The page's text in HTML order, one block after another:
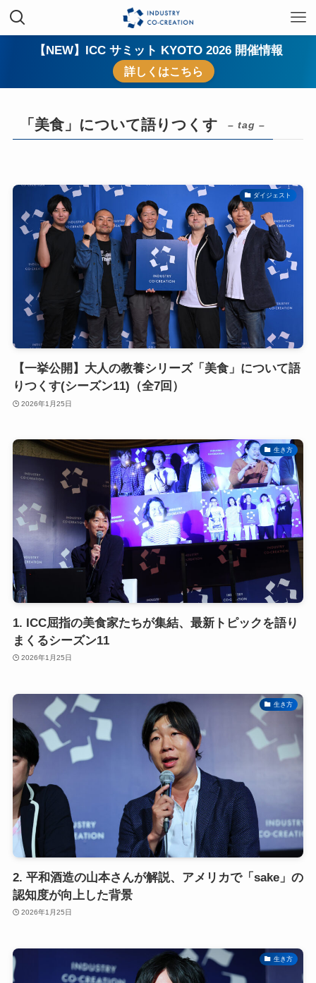
【NEW】ICC サミット KYOTO 2026 開催情報
詳しくはこちら
「美食」について語りつくす – tag –
ダイジェスト
【一挙公開】大人の教養シリーズ「美食」について語
りつくす(シーズン11)（全7回）
2026年1月25日
生き方
1. ICC屈指の美食家たちが集結、最新トピックを語り
まくるシーズン11
2026年1月25日
生き方
2. 平和酒造の山本さんが解説、アメリカで「sake」の
認知度が向上した背景
2026年1月25日
生き方